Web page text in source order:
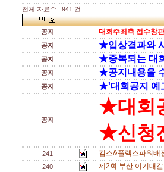
전체 자료수 : 941 건
공지 대회주최측 접수창
공지 ★입상결과와
공지 ★중복되는 대
공지 ★공지내용을
공지 ★'대회공지 예
공지
★대회
★신청
241 킴스&플렉스파워
240 제2회 부산 이기대